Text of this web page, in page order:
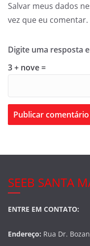
Salvar meus dados
vez que eu comentar.
Digite uma resposta
3 + nove =
SEEB SANTA
ENTRE EM CONTATO:
Endereço: Rua Dr.